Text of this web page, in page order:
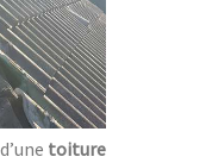
d’une toiture